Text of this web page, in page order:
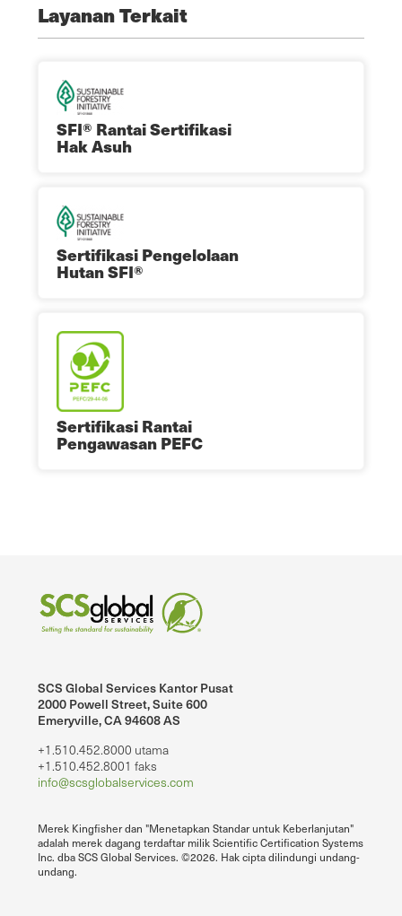
Layanan Terkait
SFI® Rantai Sertifikasi
Hak Asuh
Sertifikasi Pengelolaan
Hutan SFI®
Sertifikasi Rantai
Pengawasan PEFC
SCS Global Services Kantor Pusat
2000 Powell Street, Suite 600
Emeryville, CA 94608 AS
+1.510.452.8000 utama
+1.510.452.8001 faks
info@scsglobalservices.com
Merek Kingfisher dan "Menetapkan Standar untuk Keberlanjutan"
adalah merek dagang terdaftar milik Scientific Certification Systems
Inc. dba SCS Global Services. ©2026. Hak cipta dilindungi undang-
undang.